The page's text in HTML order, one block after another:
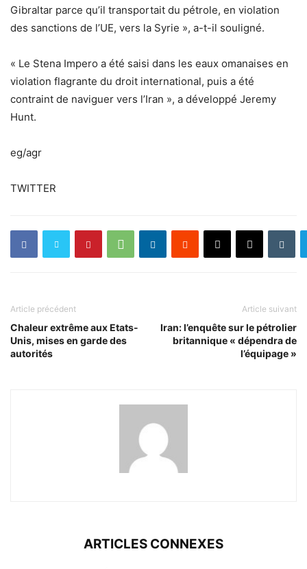
Gibraltar parce qu’il transportait du pétrole, en violation
des sanctions de l’UE, vers la Syrie », a-t-il souligné.
« Le Stena Impero a été saisi dans les eaux omanaises en
violation flagrante du droit international, puis a été
contraint de naviguer vers l’Iran », a développé Jeremy
Hunt.
eg/agr
TWITTER
Article précédent
Chaleur extrême aux Etats-
Unis, mises en garde des
autorités
Article suivant
Iran: l’enquête sur le pétrolier
britannique « dépendra de
l’équipage »
ARTICLES CONNEXES